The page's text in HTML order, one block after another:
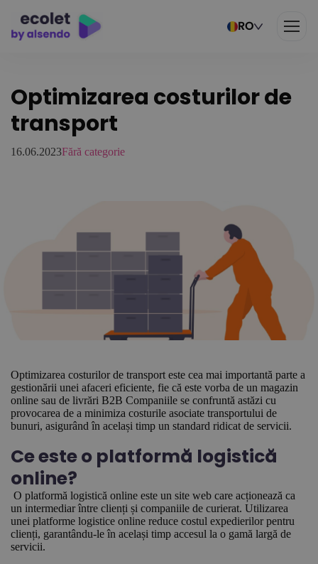
RO
Optimizarea costurilor de
transport
16.06.2023Fără categorie
Optimizarea costurilor de transport este cea mai importantă parte a
gestionării unei afaceri eficiente, fie că este vorba de un magazin
online sau de livrări B2B Companiile se confruntă astăzi cu
provocarea de a minimiza costurile asociate transportului de
bunuri, asigurând în același timp un standard ridicat de servicii.
Ce este o platformă logistică
online?
O platformă logistică online este un site web care acționează ca
un intermediar între clienți și companiile de curierat. Utilizarea
unei platforme logistice online reduce costul expedierilor pentru
clienți, garantându-le în același timp accesul la o gamă largă de
servicii.